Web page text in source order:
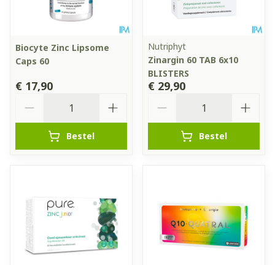
Biocyte Zinc Lipsome
Caps 60
€ 17,90
Bestel
Nutriphyt
Zinargin 60 TAB 6x10
BLISTERS
€ 29,90
Bestel